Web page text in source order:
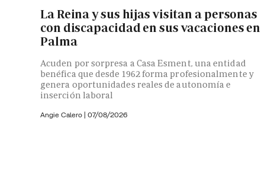
La Reina y sus hijas visitan a personas
con discapacidad en sus vacaciones en
Palma
Acuden por sorpresa a Casa Esment, una entidad
benéfica que desde 1962 forma profesionalmente y
genera oportunidades reales de autonomía e
inserción laboral
Angie Calero | 07/08/2026